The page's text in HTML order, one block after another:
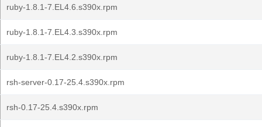
ruby-1.8.1-7.EL4.6.s390x.rpm
ruby-1.8.1-7.EL4.3.s390x.rpm
ruby-1.8.1-7.EL4.2.s390x.rpm
rsh-server-0.17-25.4.s390x.rpm
rsh-0.17-25.4.s390x.rpm